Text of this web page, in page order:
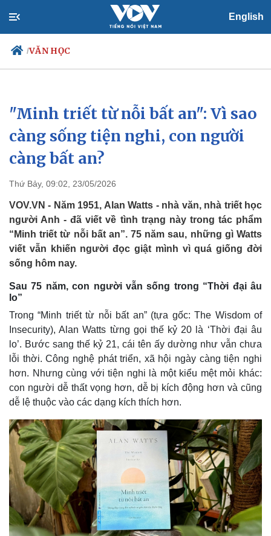
English
/VĂN HỌC
Chính trị
Đảng
Tổ chức nhân sự
Quốc hội
Nhận diện sự thật
Xã hội
Tin 24h
Dự báo thời tiết
"Minh triết từ nỗi bất an": Vì sao
càng sống tiện nghi, con người
càng bất an?
Thứ Bảy, 09:02, 23/05/2026
VOV.VN - Năm 1951, Alan Watts - nhà văn, nhà triết học
người Anh - đã viết về tình trạng này trong tác phẩm
“Minh triết từ nỗi bất an”. 75 năm sau, những gì Watts
viết vẫn khiến người đọc giật mình vì quá giống đời
sống hôm nay.
Sau 75 năm, con người vẫn sống trong “Thời đại âu
lo”
Trong “Minh triết từ nỗi bất an” (tựa gốc: The Wisdom of
Insecurity), Alan Watts từng gọi thế kỷ 20 là ‘Thời đại âu
lo’. Bước sang thế kỷ 21, cái tên ấy dường như vẫn chưa
lỗi thời. Công nghệ phát triển, xã hội ngày càng tiện nghi
hơn. Nhưng cùng với tiện nghi là một kiểu mệt mỏi khác:
con người dễ thất vọng hơn, dễ bị kích động hơn và cũng
dễ lệ thuộc vào các dạng kích thích hơn.